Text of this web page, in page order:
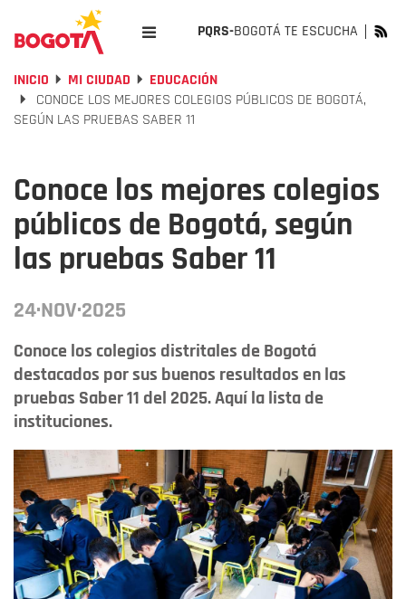
PQRS-BOGOTÁ TE ESCUCHA
INICIO MI CIUDAD
EDUCACIÓN
CONOCE LOS MEJORES COLEGIOS PÚBLICOS DE BOGOTÁ,
SEGÚN LAS PRUEBAS SABER 11
Conoce los mejores colegios
públicos de Bogotá, según
las pruebas Saber 11
24·NOV·2025
Conoce los colegios distritales de Bogotá
destacados por sus buenos resultados en las
pruebas Saber 11 del 2025. Aquí la lista de
instituciones.